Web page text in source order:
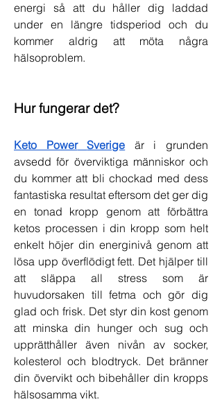
energi så att du håller dig laddad
under en längre tidsperiod och du
kommer aldrig att möta några
hälsoproblem.
Hur fungerar det?
Keto Power Sverige är i grunden
avsedd för överviktiga människor och
du kommer att bli chockad med dess
fantastiska resultat eftersom det ger dig
en tonad kropp genom att förbättra
ketos processen i din kropp som helt
enkelt höjer din energinivå genom att
lösa upp överflödigt fett. Det hjälper till
att släppa all stress som är
huvudorsaken till fetma och gör dig
glad och frisk. Det styr din kost genom
att minska din hunger och sug och
upprätthåller även nivån av socker,
kolesterol och blodtryck. Det bränner
din övervikt och bibehåller din kropps
hälsosamma vikt.